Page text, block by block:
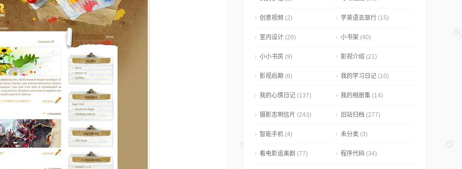
创意视频 (2) 学英语去旅行 (15)
室内设计 (20) 小书架 (40)
小小书房 (9) 影视介绍 (21)
影视后期 (6) 我的学习日记 (10)
我的心情日记 (137) 我的相册集 (14)
摄影志明信片 (243) 旧站归档 (277)
智能手机 (4) 未分类 (3)
看电影追美剧 (77) 程序代码 (34)